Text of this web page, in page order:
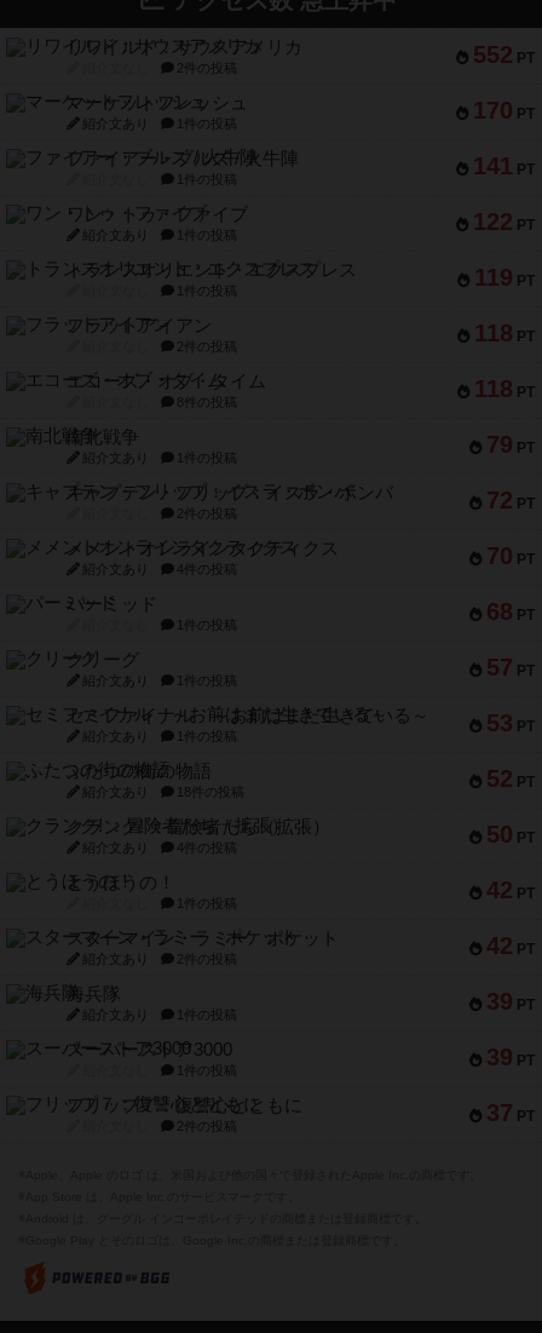
552 PT
リワイルド：サウスアメリカ
2件の投稿
170 PT
マーケットフレッシュ
紹介文あり 1件の投稿
141 PT
ファイアー・ブルズ / 火牛陣
1件の投稿
122 PT
ワン・トゥ・ファイブ
紹介文あり 1件の投稿
119 PT
トランスオリエント・エクスプレス
1件の投稿
118 PT
フラットアイアン
2件の投稿
118 PT
エコーズ・オブ・タイム
8件の投稿
79 PT
南北戦争
紹介文あり 1件の投稿
72 PT
キャプテン・フリップ：イスラ・ボンバ
2件の投稿
70 PT
メメントオンラインタクティクス
紹介文あり 4件の投稿
68 PT
パーミッド
1件の投稿
57 PT
クリーグ
紹介文あり 1件の投稿
53 PT
セミファイナル ～お前はまだ生きている～
紹介文あり 1件の投稿
52 PT
ふたつの街の物語
紹介文あり 18件の投稿
50 PT
クランク! ：冒険者たち（拡張）
紹介文あり 4件の投稿
42 PT
とうほうの！
1件の投稿
42 PT
スターマイン・ラミー ポケット
紹介文あり 2件の投稿
39 PT
海兵隊
紹介文あり 1件の投稿
39 PT
スーパーストア3000
1件の投稿
37 PT
フリップ７：復讐心とともに
2件の投稿